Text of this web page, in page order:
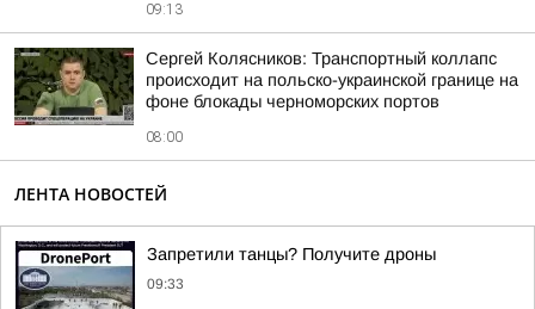
09:13
Сергей Колясников: Транспортный коллапс
происходит на польско-украинской границе на
фоне блокады черноморских портов
08:00
ЛЕНТА НОВОСТЕЙ
Запретили танцы? Получите дроны
09:33